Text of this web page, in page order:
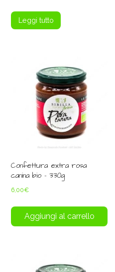
Leggi tutto
Confettura extra rosa
canina bio – 330g
6,00€
Aggiungi al carrello